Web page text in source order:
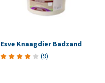
Esve Knaagdier Badzand
(9)